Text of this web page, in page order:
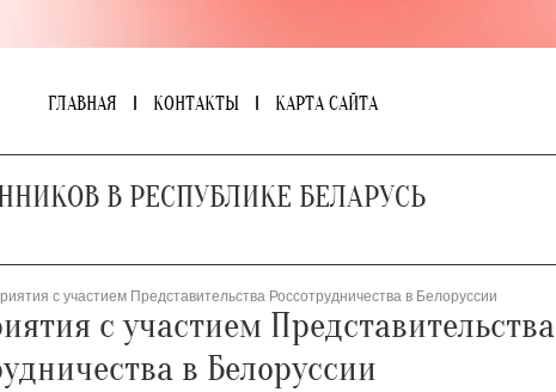
ГЛАВНАЯ КОНТАКТЫ КАРТА САЙТА
В РЕСПУБЛИКЕ БЕЛАРУСЬ
с участием Представительства Россотрудничества в Белоруссии
с участием Представительства
в Белоруссии